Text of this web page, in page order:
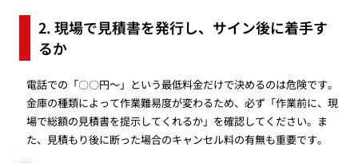
2. 現場で見積書を発行し、サイン後に着手す
るか
電話での「〇〇円〜」という最低料金だけで決めるのは危険です。
金庫の種類によって作業難易度が変わるため、必ず「作業前に、現
場で総額の見積書を提示してくれるか」を確認してください。ま
た、見積もり後に断った場合のキャンセル料の有無も重要です。